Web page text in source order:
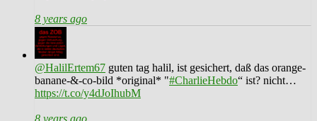
8 years ago
@HalilErtem67 guten tag halil, ist gesichert, daß das orange-
banane-&-co-bild *original* "#CharlieHebdo“ ist? nicht…
https://t.co/y4dJoIhubM
8 years ago